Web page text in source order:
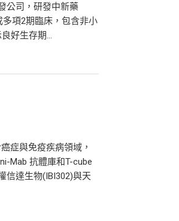
公司，研發中新藥
項2期臨床，包含非小
好生存期...
症與免疫疾病領域，
Mab 抗體庫和T-cube
信達生物(IBI302)與天